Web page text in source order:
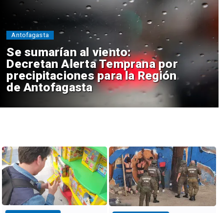
Se sumarían al viento:
Decretan Alerta Temprana por
precipitaciones para la Región
de Antofagasta
Antofagasta